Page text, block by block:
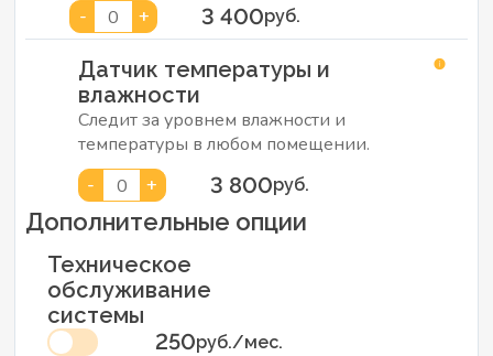
-
0 + 3 400руб.
Датчик температуры и
влажности
Следит за уровнем влажности и
температуры в любом помещении.
-
0 + 3 800руб.
Дополнительные опции
Техническое
обслуживание
системы
250руб./мес.